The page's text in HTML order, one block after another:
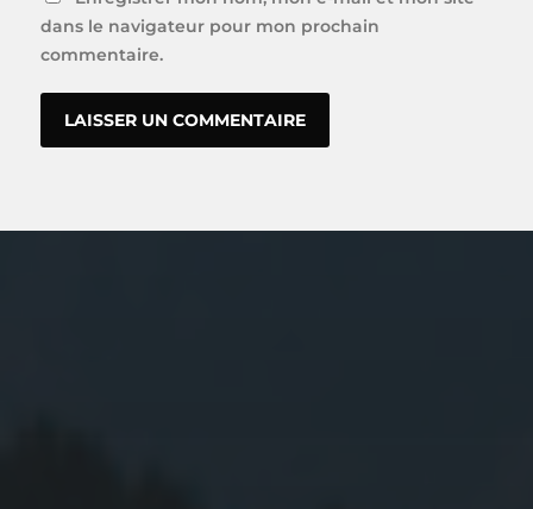
dans le navigateur pour mon prochain
commentaire.